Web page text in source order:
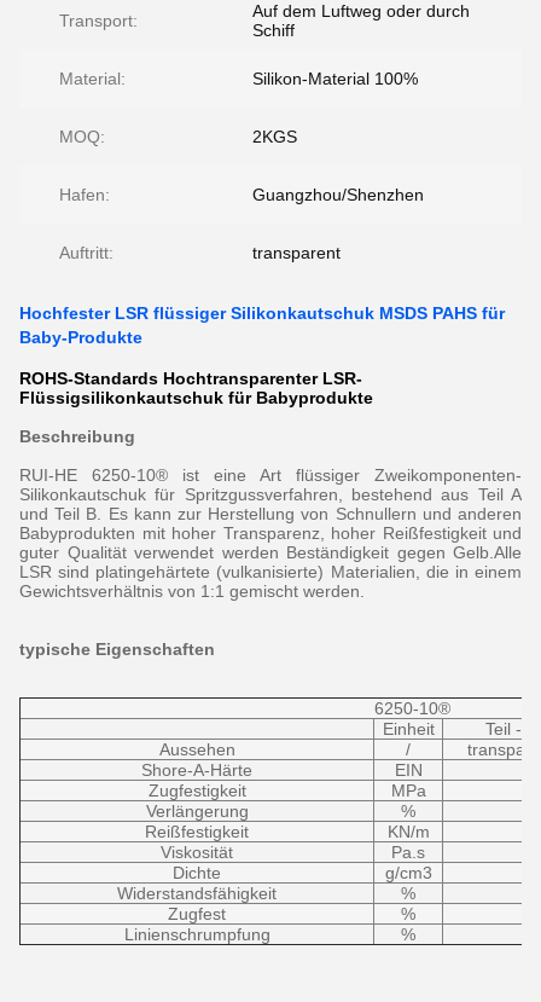
Transport:
Auf dem Luftweg oder durch
Schiff
Material: Silikon-Material 100%
MOQ: 2KGS
Hafen: Guangzhou/Shenzhen
Auftritt: transparent
Hochfester LSR flüssiger Silikonkautschuk MSDS PAHS für
Baby-Produkte
ROHS-Standards Hochtransparenter LSR-
Flüssigsilikonkautschuk für Babyprodukte
Beschreibung
RUI-HE 6250-10® ist eine Art flüssiger Zweikomponenten-
Silikonkautschuk für Spritzgussverfahren, bestehend aus Teil A
und Teil B. Es kann zur Herstellung von Schnullern und anderen
Babyprodukten mit hoher Transparenz, hoher Reißfestigkeit und
guter Qualität verwendet werden Beständigkeit gegen Gelb.Alle
LSR sind platingehärtete (vulkanisierte) Materialien, die in einem
Gewichtsverhältnis von 1:1 gemischt werden.
typische Eigenschaften
6250-10®
Einheit
Teil - A
Aussehen
/
Shore-A-Härte
EIN
Zugfestigkeit
MPa
Verlängerung
%
Reißfestigkeit
KN/m
Viskosität
Pa.s
Dichte
g/cm3
Widerstandsfähigkeit
%
Zugfest
%
Linienschrumpfung
%